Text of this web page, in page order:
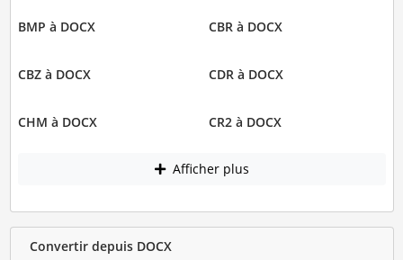
BMP à DOCX CBR à DOCX
CBZ à DOCX CDR à DOCX
CHM à DOCX CR2 à DOCX
Afficher plus
Convertir depuis DOCX